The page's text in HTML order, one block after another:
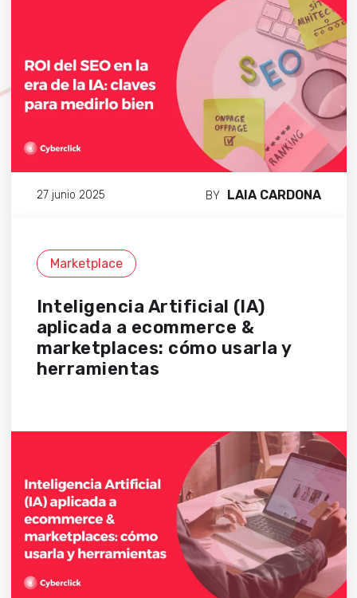
27 junio 2025 BY LAIA CARDONA
Marketplace
Inteligencia Artificial (IA)
aplicada a ecommerce &
marketplaces: cómo usarla y
herramientas